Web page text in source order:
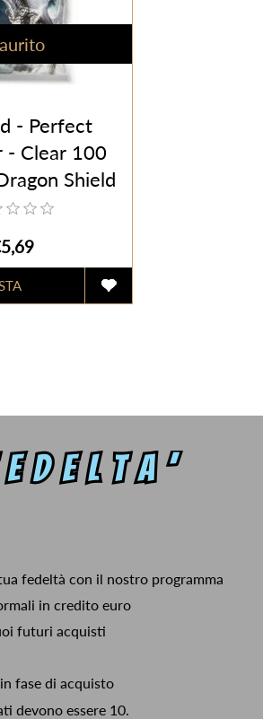
- Perfect
- Clear 100
Shield
fedeltà con il nostro programma
in credito euro
futuri acquisti
fase di acquisto
devono essere 10.